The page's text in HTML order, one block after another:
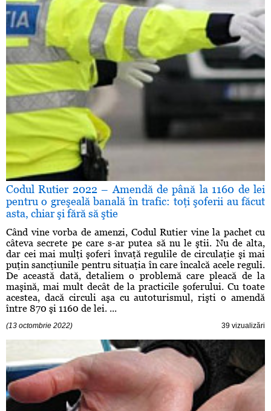
Codul Rutier 2022 – Amendă de până la 1160 de lei
pentru o greşeală banală în trafic: toţi şoferii au făcut
asta, chiar şi fără să ştie
Când vine vorba de amenzi, Codul Rutier vine la pachet cu
câteva secrete pe care s-ar putea să nu le ştii. Nu de alta,
dar cei mai mulţi şoferi învaţă regulile de circulaţie şi mai
puţin sancţiunile pentru situaţia în care încalcă acele reguli.
De această dată, detaliem o problemă care pleacă de la
maşină, mai mult decât de la practicile şoferului. Cu toate
acestea, dacă circuli aşa cu autoturismul, rişti o amendă
între 870 şi 1160 de lei. ...
(13 octombrie 2022) 39 vizualizări